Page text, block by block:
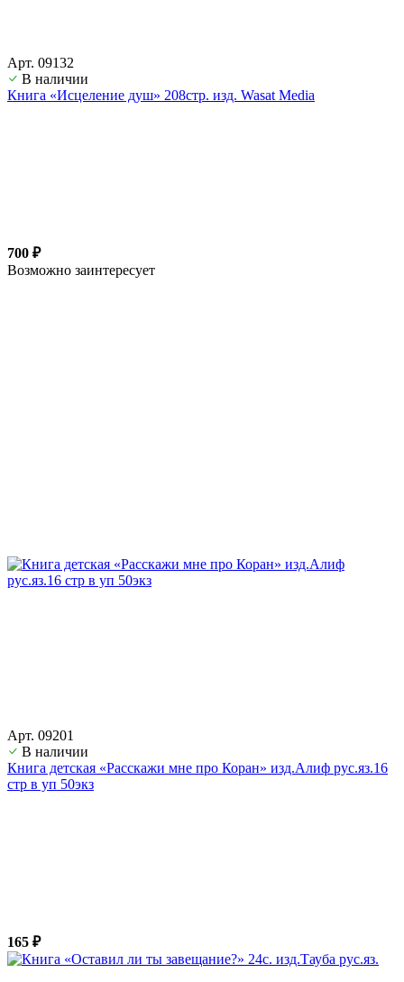
Арт. 09132
В наличии
Книга «Исцеление душ» 208стр. изд. Wasat Media
700 ₽
Возможно заинтересует
Арт. 09201
В наличии
Книга детская «Расскажи мне про Коран» изд.Алиф рус.яз.16
стр в уп 50экз
165 ₽